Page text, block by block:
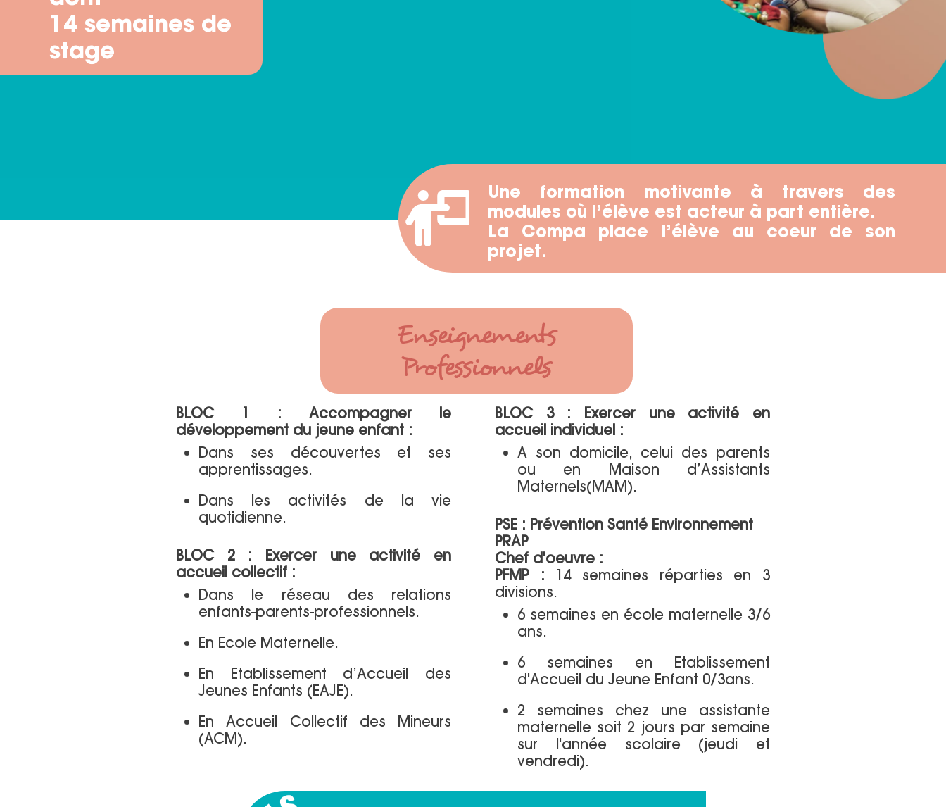
14 semaines de
stage
Une formation motivante à travers des
modules où l’élève est acteur à part entière.
La Compa place l’élève au coeur de son
projet.
Enseignements
Professionnels
BLOC 1 : Accompagner le
développement du jeune enfant :
Dans ses découvertes et ses
apprentissages.
Dans les activités de la vie
quotidienne.
BLOC 2 : Exercer une activité en
accueil collectif :
Dans le réseau des relations
enfants-parents-professionnels.
En Ecole Maternelle.
En Etablissement d’Accueil des
Jeunes Enfants (EAJE).
En Accueil Collectif des Mineurs
(ACM).
BLOC 3 : Exercer une activité en
accueil individuel :
A son domicile, celui des parents
ou en Maison d’Assistants
Maternels(MAM).
PSE : Prévention Santé Environnement
PRAP
Chef d'oeuvre :
PFMP :
14 semaines réparties en 3
divisions.
6 semaines en école maternelle 3/6
ans.
6 semaines en Etablissement
d'Accueil du Jeune Enfant 0/3ans.
2 semaines chez une assistante
maternelle soit 2 jours par semaine
sur l'année scolaire (jeudi et
vendredi).